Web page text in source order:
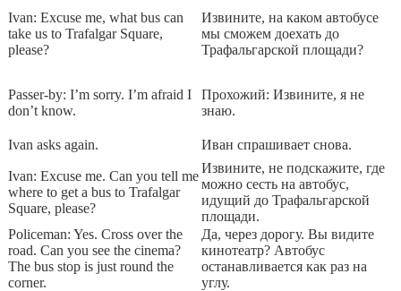
Ivan: Excuse me, what bus can
take us to Trafalgar Square,
please?
Извините, на каком автобусе
мы сможем доехать до
Трафальгарской площади?
Passer-by: I’m sorry. I’m afraid I
don’t know.
Прохожий: Извините, я не
знаю.
Ivan asks again. Иван спрашивает снова.
Ivan: Excuse me. Can you tell me
where to get a bus to Trafalgar
Square, please?
Извините, не подскажите, где
можно сесть на автобус,
идущий до Трафальгарской
площади.
Policeman: Yes. Cross over the
road. Can you see the cinema?
The bus stop is just round the
corner.
Да, через дорогу. Вы видите
кинотеатр? Автобус
останавливается как раз на
углу.